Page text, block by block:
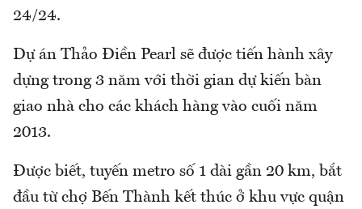
24/24.
Dự án Thảo Điền Pearl sẽ được tiến hành xây
dựng trong 3 năm với thời gian dự kiến bàn
giao nhà cho các khách hàng vào cuối năm
2013.
Được biết, tuyến metro số 1 dài gần 20 km, bắt
đầu từ chợ Bến Thành kết thúc ở khu vực quận